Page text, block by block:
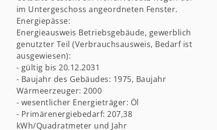
im Untergeschoss angeordneten Fenster.
Energiepässe:
Energieausweis Betriebsgebäude, gewerblich
genutzter Teil (Verbrauchsausweis, Bedarf ist
ausgewiesen):
- gültig bis 20.12.2031
- Baujahr des Gebäudes: 1975, Baujahr
Wärmeerzeuger: 2000
- wesentlicher Energieträger: Öl
- Primärenergiebedarf: 207,38
kWh/Quadratmeter und Jahr